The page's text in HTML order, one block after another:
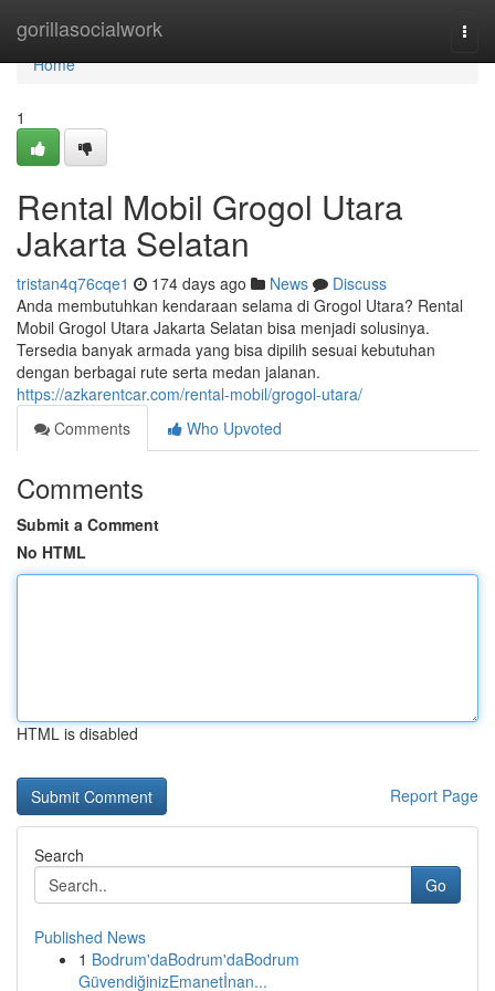
gorillasocialwork
Home
Home
1
Rental Mobil Grogol Utara
Jakarta Selatan
tristan4q76cqe1 174 days ago News
Discuss
Anda membutuhkan kendaraan selama di Grogol Utara? Rental
Mobil Grogol Utara Jakarta Selatan bisa menjadi solusinya.
Tersedia banyak armada yang bisa dipilih sesuai kebutuhan
dengan berbagai rute serta medan jalanan.
https://azkarentcar.com/rental-mobil/grogol-utara/
Comments
Who Upvoted
Comments
Submit a Comment
No HTML
HTML is disabled
Report Page
Search
Go
Published News
1 Bodrum'daBodrum'daBodrum
GüvendiğinizEmanetİnan...